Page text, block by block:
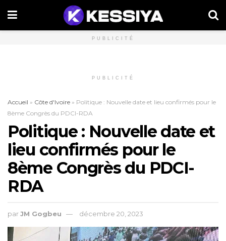
PUBLICITÉ
PUBLICITÉ
Accueil » Côte d'Ivoire » Politique : Nouvelle date et lieu confirmés pour le
8ème Congrès du PDCI-RDA
Politique : Nouvelle date et
lieu confirmés pour le
8ème Congrès du PDCI-
RDA
parJM Gogbeu décembre 20, 2023